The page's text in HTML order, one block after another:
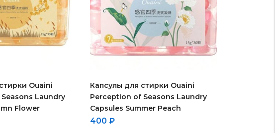
Ouaini
Laundry
Flower
Капсулы для стирки Ouaini
Perception of Seasons Laundry
Capsules Summer Peach
400 ₽